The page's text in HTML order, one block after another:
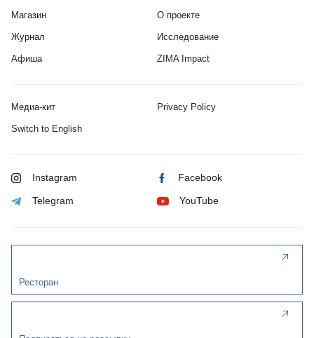
Магазин
Журнал
Афиша
О проекте
Исследование
ZIMA Impact
Медиа-кит Privacy Policy
Switch to English
Instagram Facebook
Telegram YouTube
Ресторан